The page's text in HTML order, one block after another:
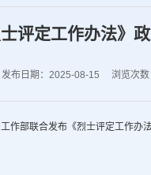
士评定工作办法》
发布日期：2025-08-15 浏览次数
部联合发布《烈士评定工作办